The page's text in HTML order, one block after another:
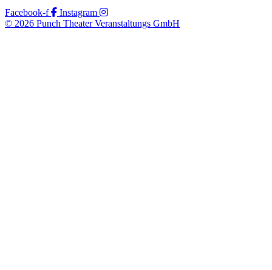
Facebook-f
Instagram
© 2026 Punch Theater Veranstaltungs GmbH